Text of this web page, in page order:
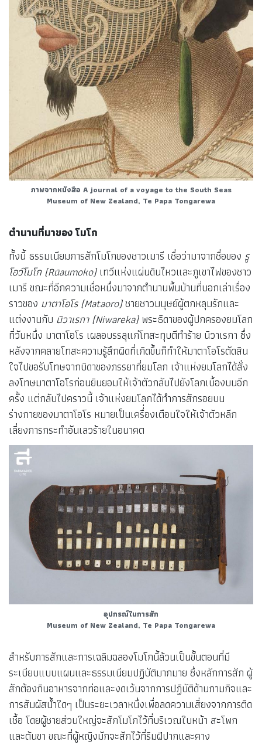
ภาพจากหนังสือ A journal of a voyage to the South Seas
Museum of New Zealand, Te Papa Tongarewa
ตำนานที่มาของ โมโก
ทั้งนี้ ธรรมเนียมการสักโมโกของชาวเมารี เชื่อว่ามาจากชื่อของ รู
โอว์โมโก (Rūaumoko)เทวีแห่งแผ่นดินไหวและภูเขาไฟของชาว
เมารี ขณะที่อีกความเชื่อหนึ่งมาจากตำนานพื้นบ้านที่บอกเล่าเรื่อง
ราวของ มาตาโอโร (Mataoro)ชายชาวมนุษย์ผู้ตกหลุมรักและ
แต่งงานกับ นิวาเรกา (Niwareka)พระธิดาของผู้ปกครองยมโลก
ที่วันหนึ่ง มาตาโอโร เผลอบรรลุแก่โทสะทุบตีทำร้าย นิวาเรกา ซึ่ง
หลังจากคลายโทสะความรู้สึกผิดที่เกิดขึ้นก็ทำให้มาตาโอโรตัดสิน
ใจไปขอรับโทษจากบิดาของภรรยาที่ยมโลก เจ้าแห่งยมโลกได้สั่ง
ลงโทษมาตาโอโรก่อนยินยอมให้เจ้าตัวกลับไปยังโลกเบื้องบนอีก
ครั้ง แต่กลับไปคราวนี้ เจ้าแห่งยมโลกได้ทำการสักรอยบน
ร่างกายของมาตาโอโร หมายเป็นเครื่่องเตือนใจให้เจ้าตัวหลีก
เลี่ยงการกระทำอันเลวร้ายในอนาคต
อุปกรณ์ในการสัก
Museum of New Zealand, Te Papa Tongarewa
สำหรับการสักและการเฉลิมฉลองโมโกนี้ล้วนเป็นขั้นตอนที่มี
ระเบียบแบบแผนและธรรมเนียมปฏิบัติมากมาย ซึ่งหลักการสัก ผู้
สักต้องกินอาหารจากท่อและงดเว้นจากการปฏิบัติด้านกามกิจและ
การสัมผัสน้ำใดๆ เป็นระยะเวลาหนึ่งเพื่อลดความเสี่ยงจากการติด
เชื้อ โดยผู้ชายส่วนใหญ่จะสักโมโกไว้ที่บริเวณใบหน้า สะโพก
และต้นขา ขณะที่ผู้หญิงมักจะสักไว้ที่ริมฝีปากและคาง